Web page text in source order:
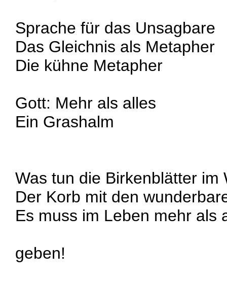
Sprache für das Unsagbare
Das Gleichnis als Metapher
Die kühne Metapher
Gott: Mehr als alles
Ein Grashalm
Was tun die Birkenblätter im
Der Korb mit den
Es muss im Leben mehr als
geben!